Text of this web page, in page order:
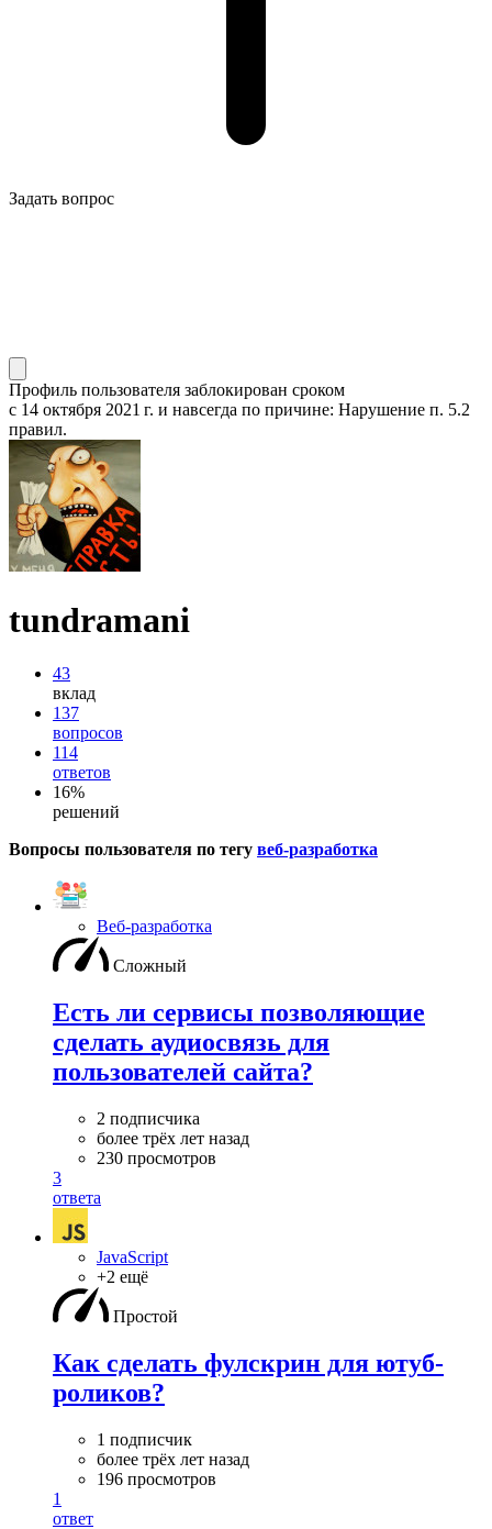
Задать вопрос
Профиль пользователя заблокирован сроком
с 14 октября 2021 г. и навсегда по причине: Нарушение п. 5.2
правил.
tundramani
43
вклад
137
вопросов
114
ответов
16%
решений
Вопросы пользователя по тегу веб-разработка
Веб-разработка
Сложный
Есть ли сервисы позволяющие
сделать аудиосвязь для
пользователей сайта?
2 подписчика
более трёх лет назад
230 просмотров
3
ответа
JavaScript
+2 ещё
Простой
Как сделать фулскрин для ютуб-
роликов?
1 подписчик
более трёх лет назад
196 просмотров
1
ответ